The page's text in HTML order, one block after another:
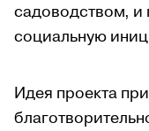
садоводством, и
социальную
Идея проекта